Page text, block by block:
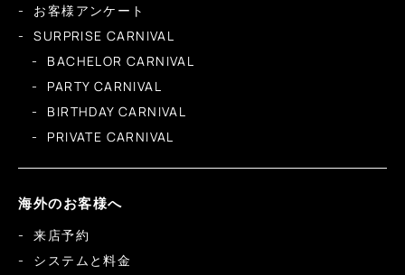
お客様アンケート
SURPRISE CARNIVAL
BACHELOR CARNIVAL
PARTY CARNIVAL
BIRTHDAY CARNIVAL
PRIVATE CARNIVAL
海外のお客様へ
来店予約
システムと料金